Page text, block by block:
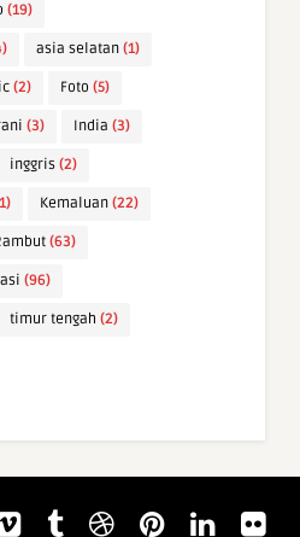
(19)
asia selatan (1)
(2) Foto (5)
(3) India (3)
inggris (2)
Kemaluan (22)
(63)
(96)
timur tengah (2)